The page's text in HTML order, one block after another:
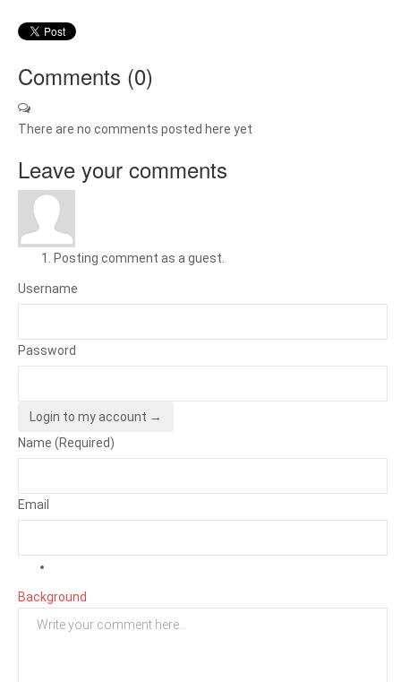
Comments (0)
There are no comments posted here yet
Leave your comments
Posting comment as a guest.
Username
Password
Login to my account →
Name (Required)
Email
Background